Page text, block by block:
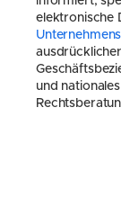
elektronische
und